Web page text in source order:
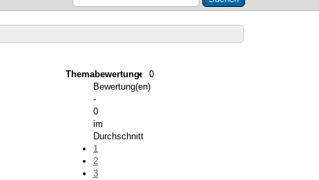
Themabewertung:
0
Bewertung(en)
-
0
im
Durchschnitt
1
2
3